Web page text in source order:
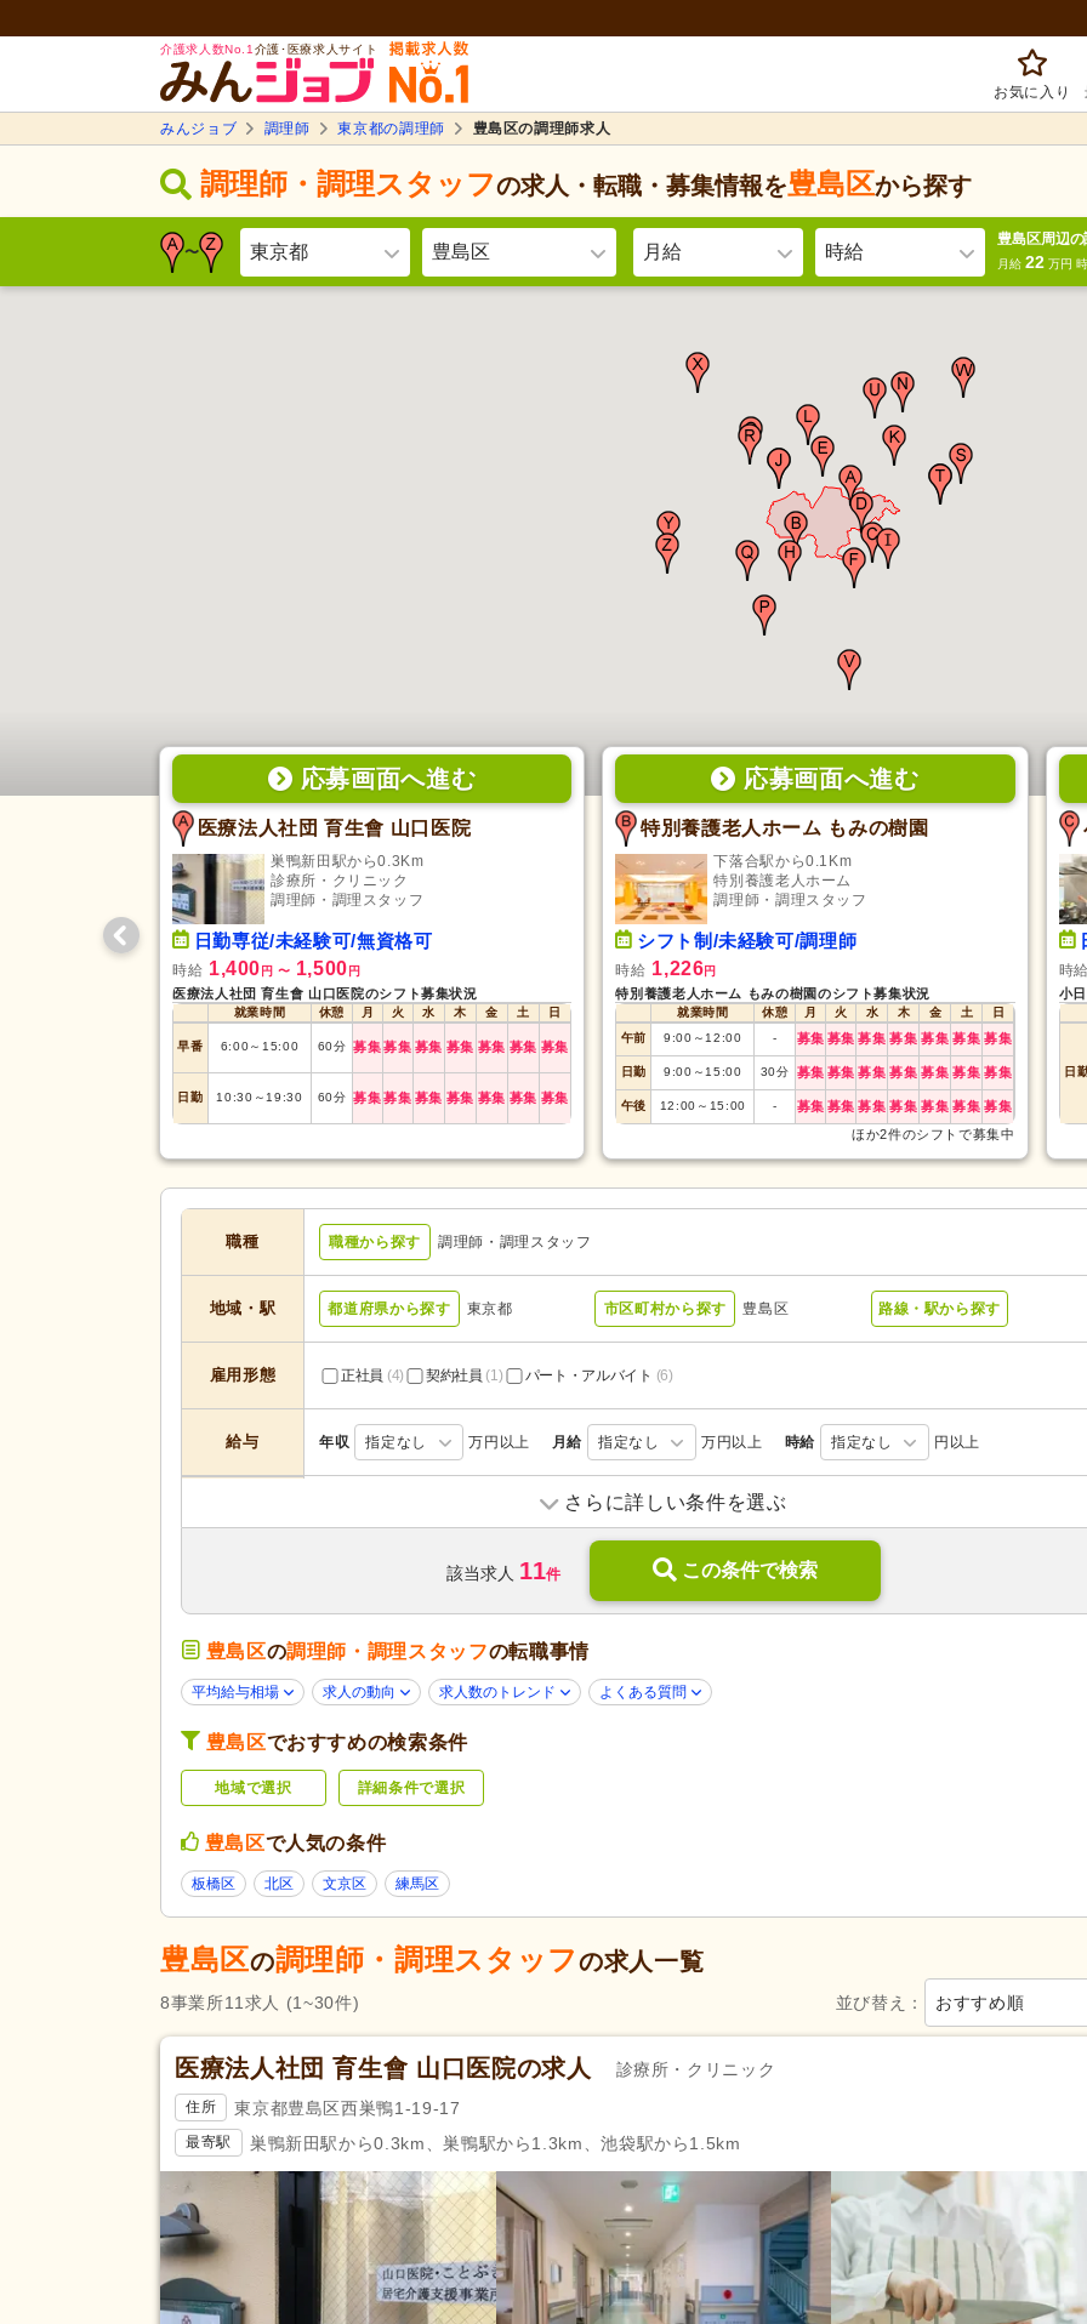
介護求人数No.1 介護･医療求人サイト
お気に入り
みんジョブ 調理師 東京都の調理師 豊島区の調理師求人
調理師・調理スタッフの求人・転職・募集情報を豊島区から探す
〜 東京都 豊島区 月給 時給
豊島区周辺
月給 22万円
応募画面へ進む
医療法人社団 育生會 山口医院
巣鴨新田駅から0.3Km
診療所・クリニック
調理師・調理スタッフ
日勤専従/未経験可/無資格可
時給 1,400 円 〜 1,500 円
医療法人社団 育生會 山口医院のシフト募集状況
就業時間 休憩 月 火 水 木 金 土 日
早番 6:00～ 15:00 60分 募集募集 募集 募集 募集 募集 募集
日勤 10:30 ～ 19:30 60分 募集募集 募集 募集 募集 募集 募集
応募画面へ進む
特別養護老人ホーム もみの樹園
下落合駅から0.1Km
特別養護老人ホーム
調理師・調理スタッフ
シフト制/未経験可/調理師
時給 1,226円
特別養護老人ホーム もみの樹園のシフト募集状況
就業時間 休憩 月 火 水 木 金 土
日
午前
9:00 ～ 12:00 - 募集 募集 募集 募集 募集 募集 募集
日勤 9:00 ～ 15:00 30分 募集 募集 募集 募集 募集 募集 募集
午後 12:00 ～ 15:00 - 募集 募集 募集 募集 募集 募集 募集
ほか2件のシフトで募集中
時給
小
日
職種 職種から探す 調理師・調理スタッフ
地域・駅 都道府県から探す 東京都 市区町村から探す 豊島区 路線・駅から探す
雇用形態 正社員 (4) 契約社員 (1) パート・アルバイト (6)
給与 年収 指定なし 万円以上 月給 指定なし 万円以上 時給 指定なし 円以上
類
病院(1)
応募条件・こ
だわり
無資格可 (7)
学歴不問(9) 年齢不問(8) 新卒可(10)
子育てママパパ活躍(10)
60代活躍(2) Web面接可(2)
勤務形態
残業ほぼなし(10)
シフト相談可(10)
応募資格 調理師
育休あり(11) 介護休業 (4)
給与・手当
福利厚生
賞与あり 研修制度あり (10)
復職支援あり(1)
退職金あり (5) 住宅手当 (2)
人事評価制度あり(10)
扶養控除内考慮あり(1) 扶養手当(1)
正社員登用あり (2) 副業可(2) 転勤なし(8)
駅近(6) 自動車通勤可 自転車通勤可
さらに詳しい条件を選ぶ
該当求人 11件 この条件で検索
豊島区の調理師・調理スタッフの転職事情
平均給与相場 求人の動向 求人数のトレンド よくある質問
豊島区でおすすめの検索条件
地域で選択 詳細条件で選択
豊島区で人気の条件
板橋区 北区 文京区 練馬区
豊島区の調理師・調理スタッフの求人一覧
並び替え： おすすめ順
8事業所11 求人 (1~30件)
医療法人社団 育生會 山口医院の求人 診療所・クリニック
住所 東京都豊島区西巣鴨1-19-17
最寄駅 巣鴨新田駅から0.3km、巣鴨駅から1.3km、池袋駅から1.5km